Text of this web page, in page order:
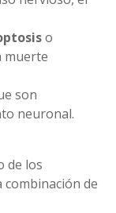
o
muerte
son
neuronal.
de los
de